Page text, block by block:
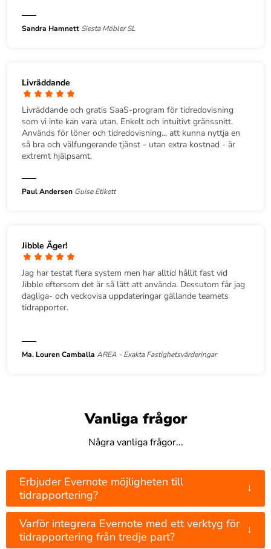
Sandra Hamnett Siesta Möbler SL
Livräddande
Livräddande och gratis SaaS-program för tidredovisning
som vi inte kan vara utan. Enkelt och intuitivt gränssnitt.
Används för löner och tidredovisning... att kunna nyttja en
så bra och välfungerande tjänst - utan extra kostnad - är
extremt hjälpsamt.
Paul Andersen Guise Etikett
Jibble Äger!
Jag har testat flera system men har alltid hållit fast vid
Jibble eftersom det är så lätt att använda. Dessutom får jag
dagliga- och veckovisa uppdateringar gällande teamets
tidrapporter.
Ma. Louren Camballa AREA - Exakta Fastighetsvärderingar
Vanliga frågor
Några vanliga frågor...
Erbjuder Evernote möjligheten till
tidrapportering?
↓
Varför integrera Evernote med ett verktyg för
tidrapportering från tredje part?
↓